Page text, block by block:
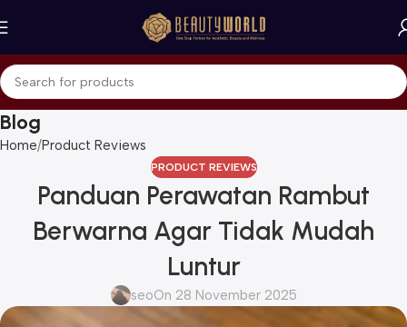
Blog
Home Product Reviews
PRODUCT REVIEWS
Panduan Perawatan Rambut
Berwarna Agar Tidak Mudah
Luntur
seoOn 28 November 2025